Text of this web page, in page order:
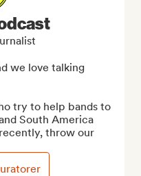
we love talking
try to help bands to
South America
throw our